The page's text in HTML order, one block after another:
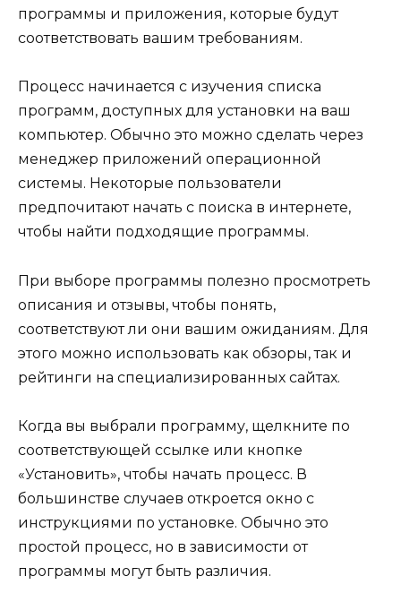
программы и приложения, которые будут
соответствовать вашим требованиям.
Процесс начинается с изучения списка
программ, доступных для установки на ваш
компьютер. Обычно это можно сделать через
менеджер приложений операционной
системы. Некоторые пользователи
предпочитают начать с поиска в интернете,
чтобы найти подходящие программы.
При выборе программы полезно просмотреть
описания и отзывы, чтобы понять,
соответствуют ли они вашим ожиданиям. Для
этого можно использовать как обзоры, так и
рейтинги на специализированных сайтах.
Когда вы выбрали программу, щелкните по
соответствующей ссылке или кнопке
«Установить», чтобы начать процесс. В
большинстве случаев откроется окно с
инструкциями по установке. Обычно это
простой процесс, но в зависимости от
программы могут быть различия.